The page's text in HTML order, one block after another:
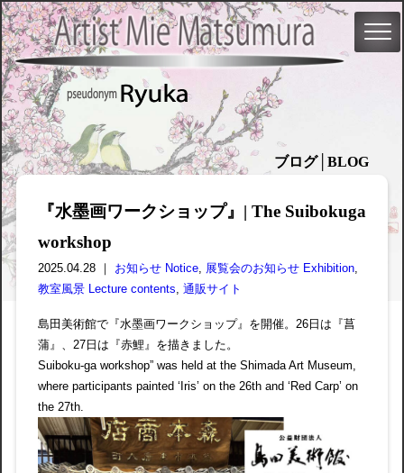
ブログ│BLOG
『水墨画ワークショップ』| The Suibokuga
workshop
2025.04.28 ｜ お知らせ Notice, 展覧会のお知らせ Exhibition,
教室風景 Lecture contents, 通販サイト
島田美術館で『水墨画ワークショップ』を開催。26日は『菖
蒲』、27日は『赤鯉』を描きました。
Suiboku-ga workshop” was held at the Shimada Art Museum,
where participants painted ‘Iris’ on the 26th and ‘Red Carp’ on
the 27th.